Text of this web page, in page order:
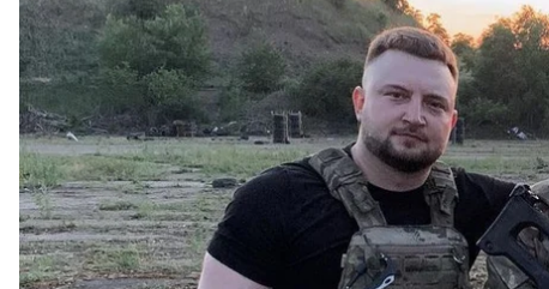
Instagram /
Загинув український військовослужбовець Юрій
дружину і тещу) у квітні 2022 року в Одесі вбили
Про це
повідомивйого колега, співвласник
«Юра — чоловік, батько, воїн, пекар та колега у
робив відомі в Одесі паски від нашої кондитерської»